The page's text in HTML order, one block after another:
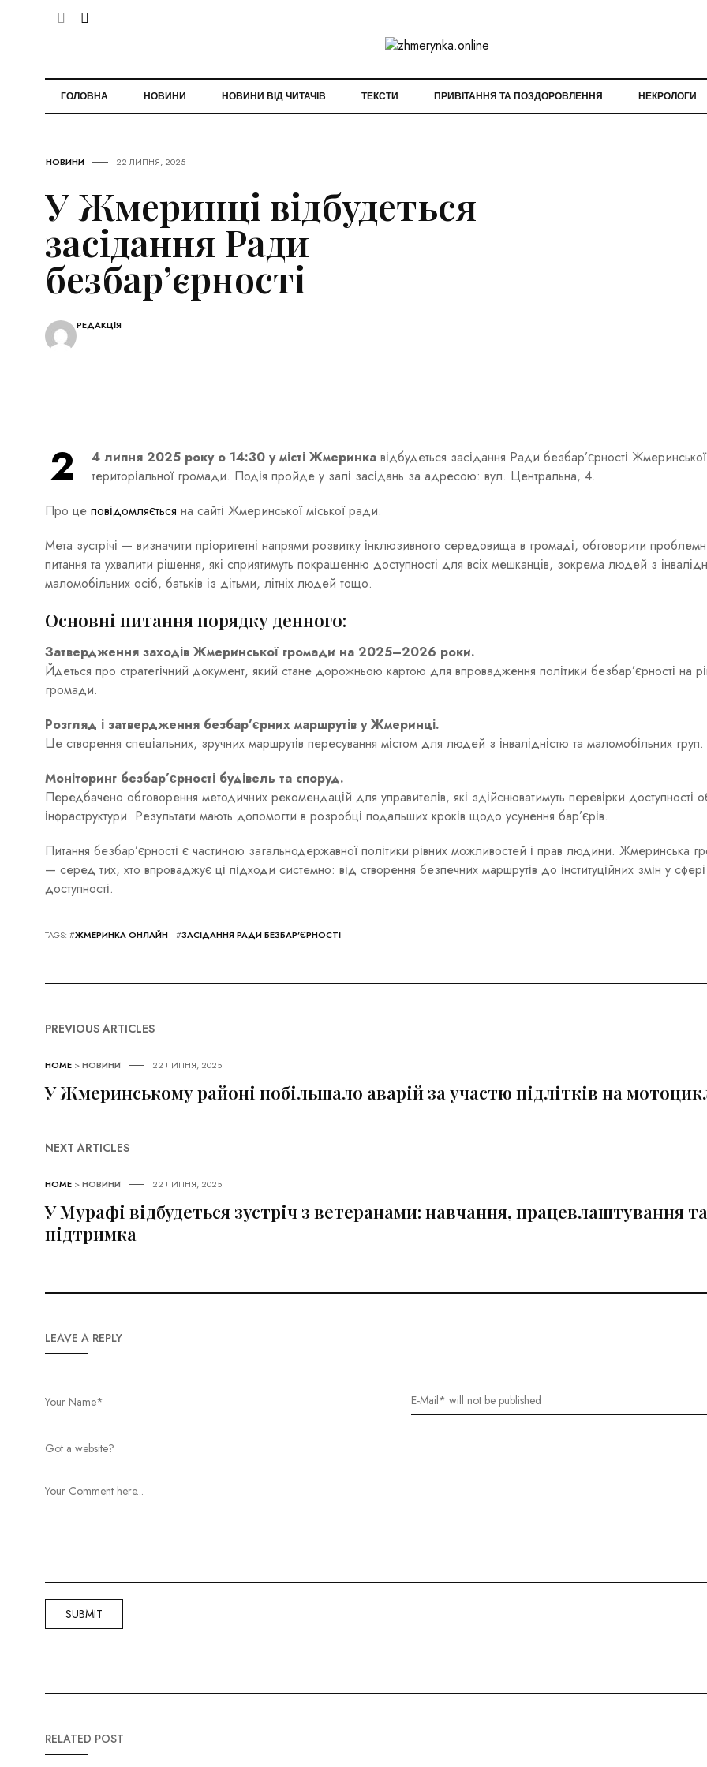
ГОЛОВНА НОВИНИ НОВИНИ ВІД ЧИТАЧІВ ТЕКСТИ ПРИВІТАННЯ ТА ПОЗДОРОВЛЕННЯ НЕКРОЛОГИ
НОВИНИ 22 ЛИПНЯ, 2025
У Жмеринці відбудеться
засідання Ради
безбар’єрності
РЕДАКЦІЯ
2 4 липня 2025 року о 14:30 у місті Жмеринка відбудеться засідання Ради безбар’єрності Жмеринської
територіальної громади. Подія пройде у залі засідань за адресою: вул. Центральна, 4.
Про це повідомляється на сайті Жмеринської міської ради.
Мета зустрічі — визначити пріоритетні напрями розвитку інклюзивного середовища в громаді, обговорити
питання та ухвалити рішення, які сприятимуть покращенню доступності для всіх мешканців, зокрема людей з
маломобільних осіб, батьків із дітьми, літніх людей тощо.
Основні питання порядку денного:
Затвердження заходів Жмеринської громади на 2025–2026 роки.
Йдеться про стратегічний документ, який стане дорожньою картою для впровадження політики безбар’єрності на
громади.
Розгляд і затвердження безбар’єрних маршрутів у Жмеринці.
Це створення спеціальних, зручних маршрутів пересування містом для людей з інвалідністю та маломобільних груп.
Моніторинг безбар’єрності будівель та споруд.
Передбачено обговорення методичних рекомендацій для управителів, які здійснюватимуть перевірки доступності
інфраструктури. Результати мають допомогти в розробці подальших кроків щодо усунення бар’єрів.
Питання безбар’єрності є частиною загальнодержавної політики рівних можливостей і прав людини. Жмеринська
— серед тих, хто впроваджує ці підходи системно: від створення безпечних маршрутів до інституційних змін у сфері
доступності.
TAGS: #ЖМЕРИНКА ОНЛАЙН #ЗАСІДАННЯ РАДИ БЕЗБАР’ЄРНОСТІ
PREVIOUS ARTICLES
HOME >НОВИНИ 22 ЛИПНЯ, 2025
У Жмеринському районі побільшало аварій за участю підлітків на
NEXT ARTICLES
HOME >НОВИНИ 22 ЛИПНЯ, 2025
У Мурафі відбудеться зустріч з ветеранами: навчання, працевлаштування та
підтримка
LEAVE A REPLY
RELATED POST